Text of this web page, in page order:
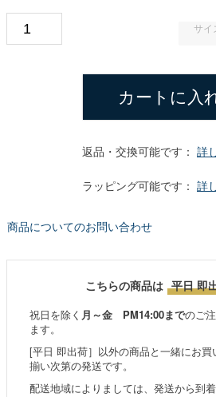
サイ
カートに入
返品・交換可能です： 詳
ラッピング可能です： 詳
商品についてのお問い合わせ
こちらの商品は 平日 即
祝日を除く 月～金 PM14:00までのご
ます。
[平日 即出荷］以外の商品と一緒にお
揃い次第の発送です。
配送地域によりましては、発送から到